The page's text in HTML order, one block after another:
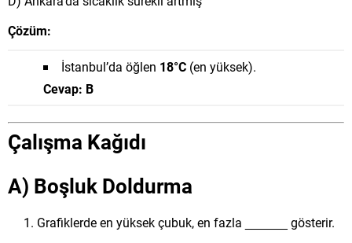
Çözüm:
İstanbul’da öğlen 18°C (en yüksek).
Cevap: B
Çalışma Kağıdı
A) Boşluk Doldurma
Grafiklerde en yüksek çubuk, en fazla ______ gösterir.